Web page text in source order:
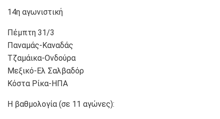
14η αγωνιστική
Πέμπτη 31/3
Παναμάς-Καναδάς
Τζαμάικα-Ονδούρα
Μεξικό-Ελ Σαλβαδόρ
Κόστα Ρίκα-ΗΠΑ
Η βαθμολογία (σε 11 αγώνες):